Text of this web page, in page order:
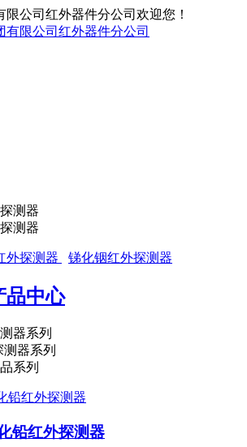
限公司红外器件分公司欢迎您！
外探测器 锑化铟红外探测器
品中心
器系列
器系列
系列
铅红外探测器